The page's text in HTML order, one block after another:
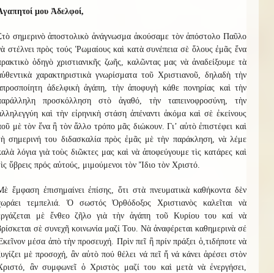
μου Ἀδελφοί,
σημερινὸ ἀποστολικὸ ἀνάγνωσμα ἀκούσαμε τὸν ἀπόστολο Παῦλο
στέλνει πρὸς τούς Ῥωμαίους καὶ κατὰ συνέπεια σὲ ὅλους ἐμᾶς ἕνα
ὁδηγὸ χριστιανικῆς ζωῆς, καλῶντας μας νὰ ἀναδείξουμε τὰ
χαρακτηριστικὰ γνωρίσματα τοῦ Χριστιανοῦ, δηλαδὴ τὴν
ἀδελφικὴ ἀγάπη, τὴν ἀποφυγὴ κάθε πονηρίας καὶ τὴν
προσκόλληση στὸ ἀγαθό, τὴν ταπεινοφροσύνη, τὴν
καὶ τὴν εἰρηνικὴ στάση ἀπέναντι ἀκόμα καὶ σὲ ἐκείνους
μὲ τὸν ἕνα ἢ τὸν ἄλλο τρόπο μᾶς διώκουν. Γι’ αὐτὸ ἐπιστέφει καὶ
σημερινή του διδασκαλία πρὸς ἐμᾶς μὲ τὴν παράκληση, νὰ λέμε
λόγια γιὰ τοὺς διῶκτες μας καὶ νὰ ἀποφεύγουμε τὶς κατάρες καὶ
ὕβρεις πρός αὐτούς, μιμούμενοι τὸν Ἴδιο τὸν Χριστό.
ἔμφαση ἐπισημαίνει ἐπίσης, ὅτι στὰ πνευματικὰ καθήκοντα δὲν
τεμπελιά. Ὁ σωστός Ὀρθόδοξος Χριστιανὸς καλεῖται νὰ
μὲ ἔνθεο ζῆλο γιὰ τὴν ἀγάπη τοῦ Κυρίου του καί νὰ
σὲ συνεχῆ κοινωνία μαζί Του. Νὰ ἀναφέρεται καθημερινὰ σέ
μέσα ἀπὸ τὴν προσευχή. Πρὶν πεῖ ἢ πρίν πράξει ὁ,τιδήποτε νὰ
μὲ προσοχή, ἂν αὐτὸ πού θέλει νά πεῖ ἤ νά κάνει ἀρέσει στὸν
ἂν συμφωνεῖ ὁ Χριστὸς μαζί του καὶ μετὰ νὰ ἐνεργήσει,